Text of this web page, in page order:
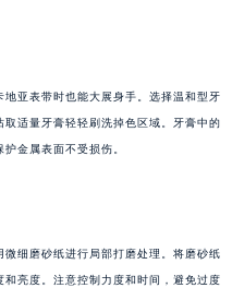
亚表带时也能大展身手。选择温和型牙
适量牙膏轻轻刷洗掉色区域。牙膏中的
金属表面不受损伤。
细磨砂纸进行局部打磨处理。将磨砂纸
亮度。注意控制力度和时间，避免过度